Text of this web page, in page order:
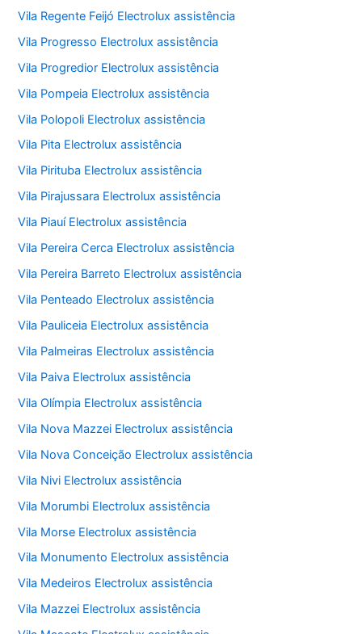
Vila Regente Feijó Electrolux assistência
Vila Progresso Electrolux assistência
Vila Progredior Electrolux assistência
Vila Pompeia Electrolux assistência
Vila Polopoli Electrolux assistência
Vila Pita Electrolux assistência
Vila Pirituba Electrolux assistência
Vila Pirajussara Electrolux assistência
Vila Piauí Electrolux assistência
Vila Pereira Cerca Electrolux assistência
Vila Pereira Barreto Electrolux assistência
Vila Penteado Electrolux assistência
Vila Pauliceia Electrolux assistência
Vila Palmeiras Electrolux assistência
Vila Paiva Electrolux assistência
Vila Olímpia Electrolux assistência
Vila Nova Mazzei Electrolux assistência
Vila Nova Conceição Electrolux assistência
Vila Nivi Electrolux assistência
Vila Morumbi Electrolux assistência
Vila Morse Electrolux assistência
Vila Monumento Electrolux assistência
Vila Medeiros Electrolux assistência
Vila Mazzei Electrolux assistência